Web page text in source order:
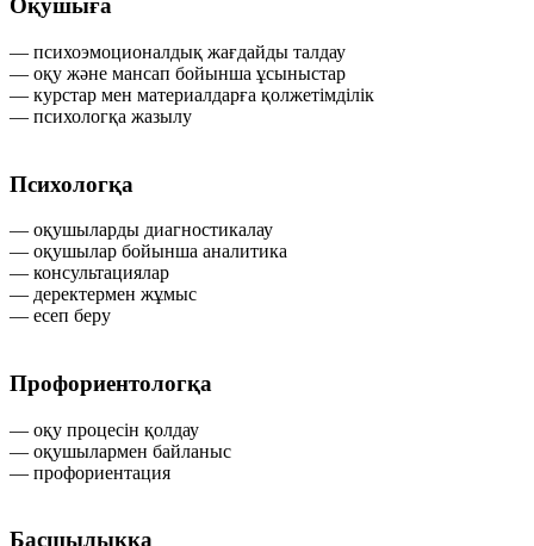
Оқушыға
— психоэмоционалдық жағдайды талдау
— оқу және мансап бойынша ұсыныстар
— курстар мен материалдарға қолжетімділік
— психологқа жазылу
Психологқа
— оқушыларды диагностикалау
— оқушылар бойынша аналитика
— консультациялар
— деректермен жұмыс
— есеп беру
Профориентологқа
— оқу процесін қолдау
— оқушылармен байланыс
— профориентация
Басшылыққа